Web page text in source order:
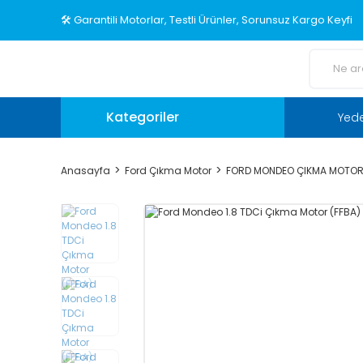
🛠️ Garantili Motorlar, Testli Ürünler, Sorunsuz Kargo Keyfi
Kategoriler
Anasayfa Ford Çıkma Motor FORD MONDEO ÇIKMA MOTOR